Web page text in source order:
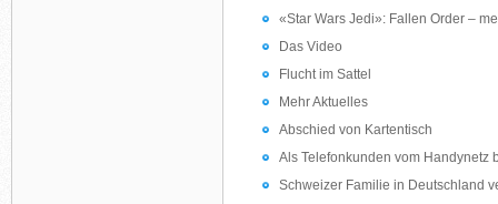
«Star Wars Jedi»: Fallen Order –
Das Video
Flucht im Sattel
Mehr Aktuelles
Abschied von Kartentisch
Als Telefonkunden vom Handynetz
Schweizer Familie in Deutschland